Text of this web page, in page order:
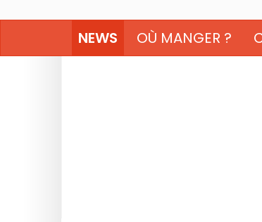
NEWS OÙ MANGER ?